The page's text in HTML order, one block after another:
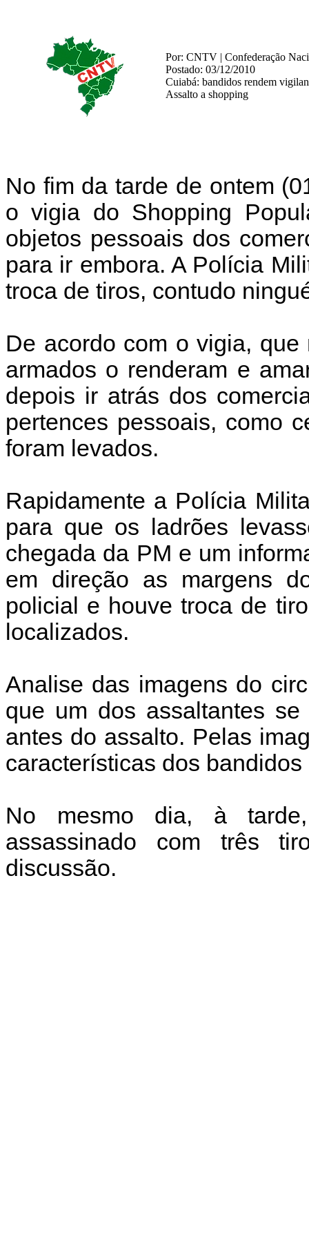
Por: CNTV | Confederação
Postado: 03/12/2010
Cuiabá: bandidos rendem
Assalto a shopping
No fim da tarde de ontem
o vigia do Shopping
objetos pessoais dos
para ir embora. A Polícia
troca de tiros, contudo
De acordo com o vigia,
armados o renderam e
depois ir atrás dos
pertences pessoais, como
foram levados.
Rapidamente a Polícia
para que os ladrões
chegada da PM e um
em direção as margens
policial e houve troca de
localizados.
Analise das imagens do
que um dos assaltantes
antes do assalto. Pelas
características dos
No mesmo dia, à
assassinado com três
discussão.